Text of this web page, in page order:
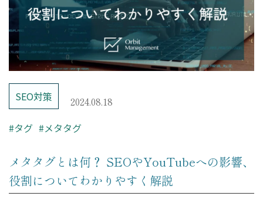
– SEO対策
– WEB広告
– ホームページ・LP制作
– Looker Studio構築サービス
Price
コンサルティング料金
SEO対策
2024.08.18
#タグ #メタタグ
メタタグとは何？ SEOやYouTubeへの影響、
役割についてわかりやすく解説